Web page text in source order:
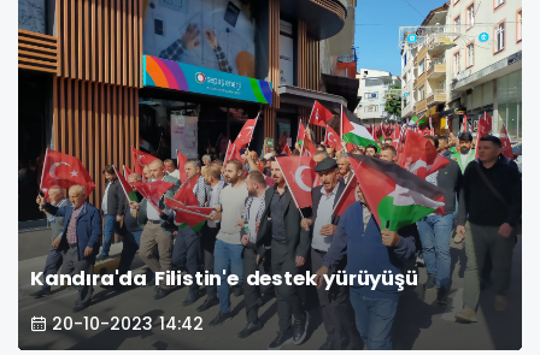
Kandıra'da Filistin'e destek yürüyüşü
20-10-2023 14:42